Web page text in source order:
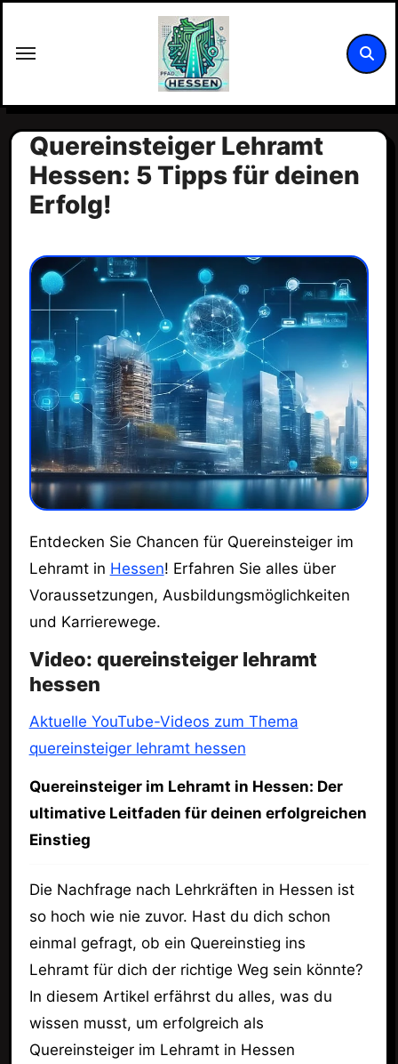
springen
Quereinsteiger Lehramt
Hessen: 5 Tipps für deinen
Erfolg!
Entdecken Sie Chancen für Quereinsteiger im
Lehramt in Hessen! Erfahren Sie alles über
Voraussetzungen, Ausbildungsmöglichkeiten
und Karrierewege.
Video: quereinsteiger lehramt
hessen
Aktuelle YouTube-Videos zum Thema
quereinsteiger lehramt hessen
Quereinsteiger im Lehramt in Hessen: Der
ultimative Leitfaden für deinen erfolgreichen
Einstieg
Die Nachfrage nach Lehrkräften in Hessen ist
so hoch wie nie zuvor. Hast du dich schon
einmal gefragt, ob ein Quereinstieg ins
Lehramt für dich der richtige Weg sein könnte?
In diesem Artikel erfährst du alles, was du
wissen musst, um erfolgreich als
Quereinsteiger im Lehramt in Hessen